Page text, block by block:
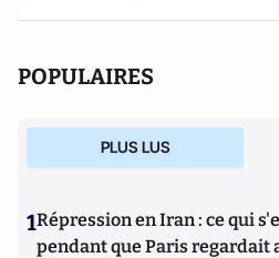
POPULAIRES
PLUS LUS
1Répression en Iran : ce qui
pendant que Paris regardait